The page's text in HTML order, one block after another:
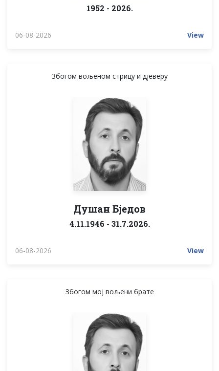
1952 - 2026.
06-08-2026 View
Збогом вољеном стрицу и дјеверу
Душан Бједов
4.11.1946 - 31.7.2026.
06-08-2026 View
Збогом мој вољени брате